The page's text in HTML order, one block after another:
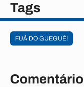
Tags
FUÁ DO GUEGUÉ!